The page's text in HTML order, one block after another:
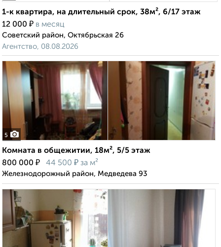
1-к квартира, на длительный срок, 38м², 6/17 этаж
12 000 ₽ в месяц
Советский район, Октябрьская 26
Агентство, 08.08.2026
5
Комната в общежитии, 18м², 5/5 этаж
800 000 ₽ 44 500 ₽ за м²
Железнодорожный район, Медведева 93